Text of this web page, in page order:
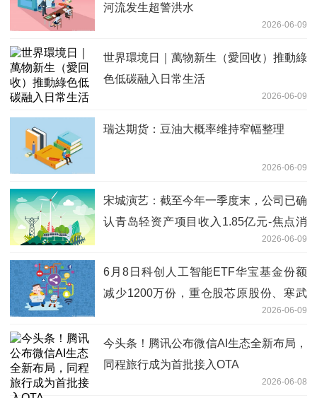
河流发生超警洪水
2026-06-09
世界環境日｜萬物新生（愛回收）推動綠
色低碳融入日常生活
2026-06-09
瑞达期货：豆油大概率维持窄幅整理
2026-06-09
宋城演艺：截至今年一季度末，公司已确
认青岛轻资产项目收入1.85亿元-焦点消
2026-06-09
6月8日科创人工智能ETF华宝基金份额
减少1200万份，重仓股芯原股份、寒武
2026-06-09
今头条！腾讯公布微信AI生态全新布局，
同程旅行成为首批接入OTA
2026-06-08